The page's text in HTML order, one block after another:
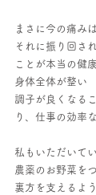
まさに今の痛み
それに振り回さ
ことが本当の健
身体全体が整い
調子が良くなる
り、仕事の効率
私もいただいて
農薬のお野菜を
裏方を支えるよ